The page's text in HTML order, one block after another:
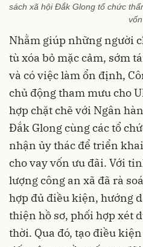
sách xã hội Đắk Glong tổ chức
vốn
Nhằm giúp những người
tù xóa bỏ mặc cảm, sớm
và có việc làm ổn định,
chủ động tham mưu cho
hợp chặt chẽ với Ngân
Đắk Glong cùng các tổ
nhận ủy thác để triển
cho vay vốn ưu đãi. Với
lượng công an xã đã rà
hợp đủ điều kiện, hướng
thiện hồ sơ, phối hợp xét
thời. Qua đó, tạo điều